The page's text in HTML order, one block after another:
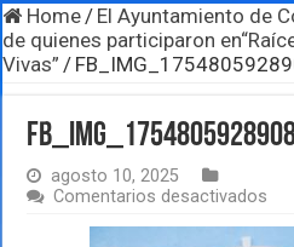
Home/ El Ayuntamiento de
de quienes participaron
Vivas” /
agosto 10, 2025
Comentarios desactivados